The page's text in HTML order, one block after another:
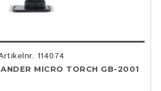
114074
MICRO TORCH GB-2001